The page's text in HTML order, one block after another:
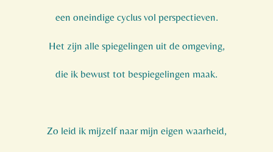
een oneindige cyclus vol perspectieven.
Het zijn alle spiegelingen uit de omgeving,
die ik bewust tot bespiegelingen maak.
Zo leid ik mijzelf naar mijn eigen waarheid,